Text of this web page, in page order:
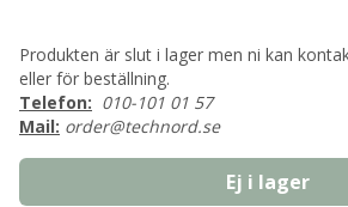
Produkten är slut i lager men ni kan
eller för beställning.
Telefon: 010-101 01 57
Mail: order@technord.se
Ej i lager